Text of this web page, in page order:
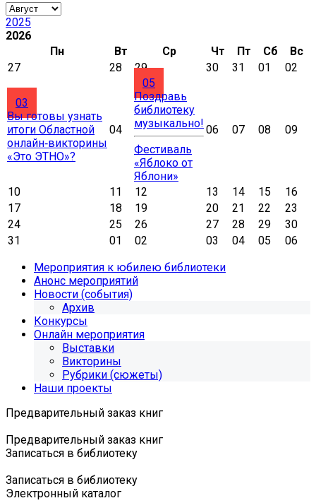
2025
2026
Пн
Вт Ср Чт Пт Сб
Вс
27
28 29 30 31 01 02
03
Вы готовы узнать
итоги Областной
онлайн‑викторины
«Это ЭТНО»?
04
05
Поздравь
библиотеку
музыкально!
Фестиваль
«Яблоко от
Яблони»
06 07 08 09
10 11 12 13 14 15
16
17
18 19 20 21 22
23
24
25 26 27 28 29
30
31
01 02 03 04 05
06
Мероприятия к юбилею библиотеки
Анонс мероприятий
Новости (события)
Архив
Конкурсы
Онлайн мероприятия
Выставки
Викторины
Рубрики (сюжеты)
Наши проекты
Предварительный заказ книг
Предварительный заказ книг
Записаться в библиотеку
Записаться в библиотеку
Электронный каталог